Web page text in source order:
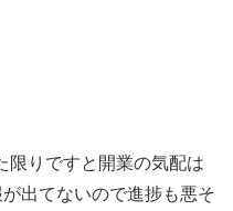
限りですと開業の気配は
出てないので進捗も悪そ